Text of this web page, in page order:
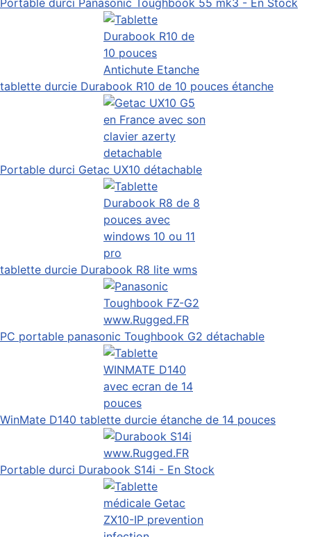
Portable durci Panasonic Toughbook 55 mk3 - En Stock
tablette durcie Durabook R10 de 10 pouces étanche
Portable durci Getac UX10 détachable
tablette durcie Durabook R8 lite wms
PC portable panasonic Toughbook G2 détachable
WinMate D140 tablette durcie étanche de 14 pouces
Portable durci Durabook S14i - En Stock